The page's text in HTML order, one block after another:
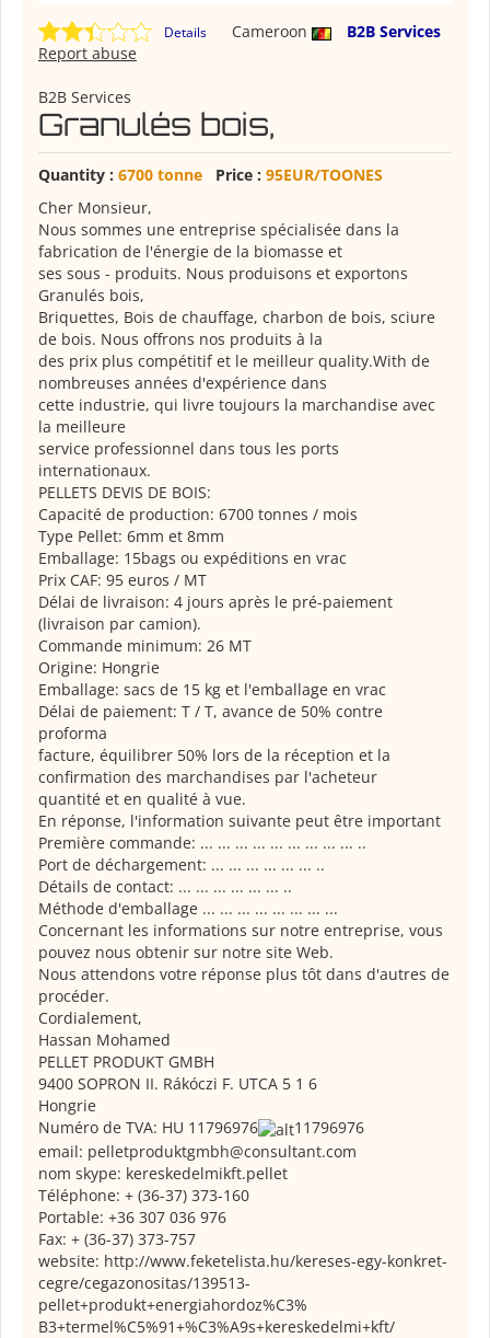
Details Cameroon
B2B Services
Report abuse
B2B Services
Granulés bois,
Quantity : 6700 tonne Price : 95EUR/TOONES
Cher Monsieur,
Nous sommes une entreprise spécialisée dans la
fabrication de l'énergie de la biomasse et
ses sous - produits. Nous produisons et exportons
Granulés bois,
Briquettes, Bois de chauffage, charbon de bois, sciure
de bois. Nous offrons nos produits à la
des prix plus compétitif et le meilleur quality.With de
nombreuses années d'expérience dans
cette industrie, qui livre toujours la marchandise avec
la meilleure
service professionnel dans tous les ports
internationaux.
PELLETS DEVIS DE BOIS:
Capacité de production: 6700 tonnes / mois
Type Pellet: 6mm et 8mm
Emballage: 15bags ou expéditions en vrac
Prix CAF: 95 euros / MT
Délai de livraison: 4 jours après le pré-paiement
(livraison par camion).
Commande minimum: 26 MT
Origine: Hongrie
Emballage: sacs de 15 kg et l'emballage en vrac
Délai de paiement: T / T, avance de 50% contre
proforma
facture, équilibrer 50% lors de la réception et la
confirmation des marchandises par l'acheteur
quantité et en qualité à vue.
En réponse, l'information suivante peut être important
Première commande: ... ... ... ... ... ... ... ... ... ..
Port de déchargement: ... ... ... ... ... ... ..
Détails de contact: ... ... ... ... ... ... ..
Méthode d'emballage ... ... ... ... ... ... ... ...
Concernant les informations sur notre entreprise, vous
pouvez nous obtenir sur notre site Web.
Nous attendons votre réponse plus tôt dans d'autres de
procéder.
Cordialement,
Hassan Mohamed
PELLET PRODUKT GMBH
9400 SOPRON II. Rákóczi F. UTCA 5 1 6
Hongrie
Numéro de TVA: HU 11796976
11796976
email: pelletproduktgmbh@consultant.com
nom skype: kereskedelmikft.pellet
Téléphone: + (36-37) 373-160
Portable: +36 307 036 976
Fax: + (36-37) 373-757
website: http://www.feketelista.hu/kereses-egy-konkret-
cegre/cegazonositas/139513-
pellet+produkt+energiahordoz%C3%
B3+termel%C5%91+%C3%A9s+kereskedelmi+kft/